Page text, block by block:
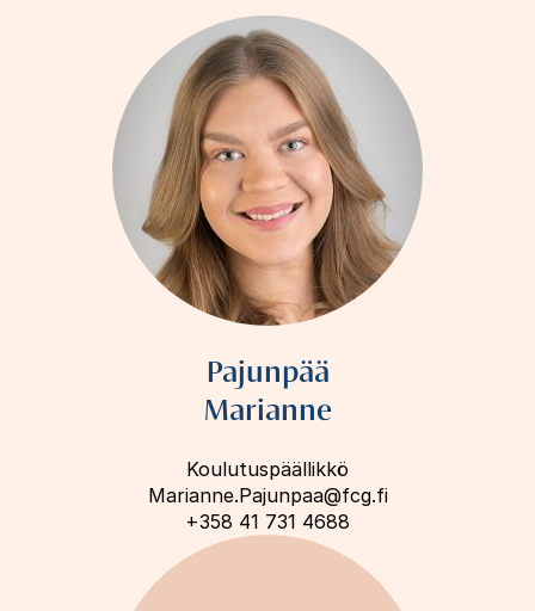
Pajunpää
Marianne
Koulutuspäällikkö
Marianne.Pajunpaa@fcg.fi
+358 41 731 4688